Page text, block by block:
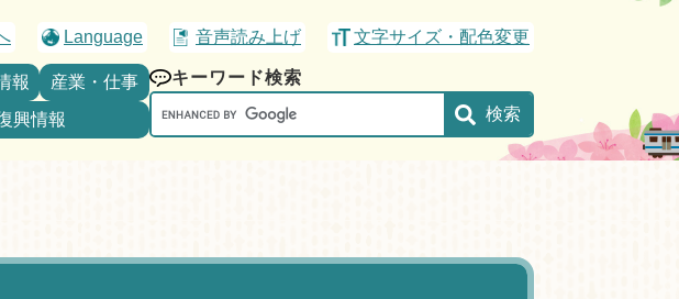
Language 音声読み上げ 文字サイズ・配色変更
報
産業・仕事
興情報
キーワード検索
Google
カ
索